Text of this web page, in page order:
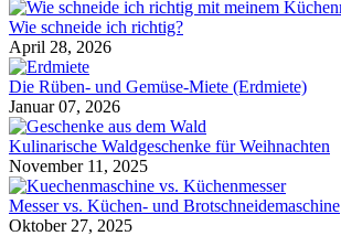
Wie schneide ich richtig?
April 28, 2026
Die Rüben- und Gemüse-Miete (Erdmiete)
Januar 07, 2026
Kulinarische Waldgeschenke für Weihnachten
November 11, 2025
Messer vs. Küchen- und Brotschneidemaschine
Oktober 27, 2025